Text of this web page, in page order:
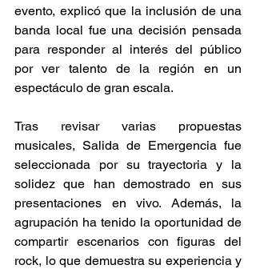
evento, explicó que la inclusión de una
banda local fue una decisión pensada
para responder al interés del público
por ver talento de la región en un
espectáculo de gran escala.
Tras revisar varias propuestas
musicales, Salida de Emergencia fue
seleccionada por su trayectoria y la
solidez que han demostrado en sus
presentaciones en vivo. Además, la
agrupación ha tenido la oportunidad de
compartir escenarios con figuras del
rock, lo que demuestra su experiencia y